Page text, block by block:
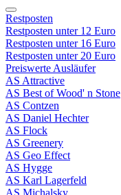
Restposten
Restposten unter 12 Euro
Restposten unter 16 Euro
Restposten unter 20 Euro
Preiswerte Ausläufer
AS Attractive
AS Best of Wood' n Stone
AS Contzen
AS Daniel Hechter
AS Flock
AS Greenery
AS Geo Effect
AS Hygge
AS Karl Lagerfeld
AS Michalsky